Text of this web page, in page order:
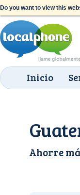
Do you want to view this
Inicio
Ahorre